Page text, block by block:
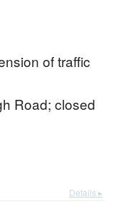
of traffic
Road; closed
Details ▸